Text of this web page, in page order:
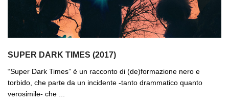
SUPER DARK TIMES (2017)
“Super Dark Times” è un racconto di (de)formazione nero e
torbido, che parte da un incidente -tanto drammatico quanto
verosimile- che ...